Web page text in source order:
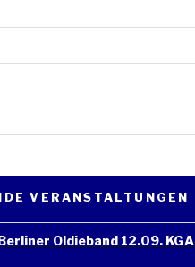
VERANSTALTUNGEN
Oldieband 12.09. KGA